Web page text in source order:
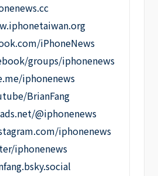
iPhoneNews
groups/iphonenews
iphonenews
BrianFang
@iphonenews
iphonenews
iphonenews